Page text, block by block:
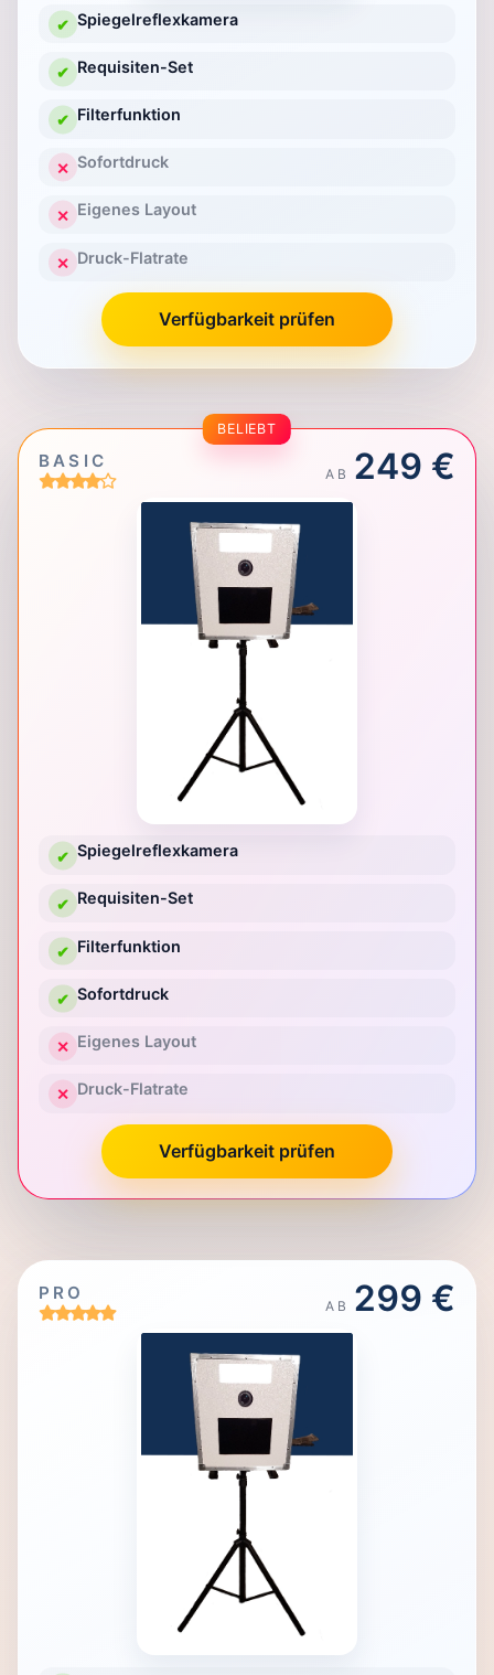
✔ Spiegelreflexkamera
✔ Requisiten-Set
✔ Filterfunktion
✕ Sofortdruck
✕ Eigenes Layout
✕ Druck-Flatrate
Verfügbarkeit prüfen
BELIEBT
BASIC
AB 249 €
✔ Spiegelreflexkamera
✔ Requisiten-Set
✔ Filterfunktion
✔ Sofortdruck
✕ Eigenes Layout
✕ Druck-Flatrate
Verfügbarkeit prüfen
PRO
AB 299 €